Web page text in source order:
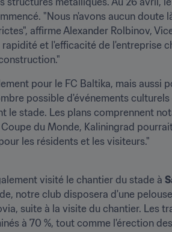
"Nous n'avons aucun doute
affirme Alexander Rolbinov,
et l'efficacité de l'entreprise
pour le FC Baltika, mais
possible d'événements
le stade. Les plans comprennent
du Monde, Kaliningrad
les résidents et les visiteurs."
visité le chantier du stade à
notre club disposera d'une
suite à la visite du chantier. Les
à 70 %, tout comme l'érection